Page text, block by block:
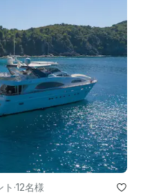
ト ·12名様